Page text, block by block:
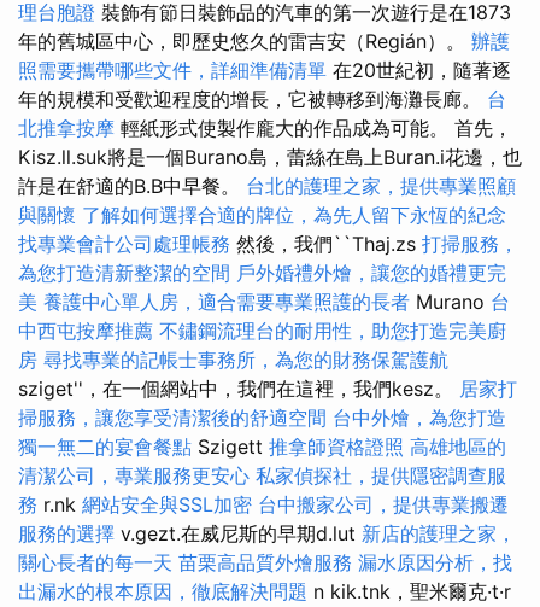
理台胞證 裝飾有節日裝飾品的汽車的第一次遊行是在1873
年的舊城區中心，即歷史悠久的雷吉安（Regián）。 辦護
照需要攜帶哪些文件，詳細準備清單 在20世紀初，隨著逐
年的規模和受歡迎程度的增長，它被轉移到海灘長廊。 台
北推拿按摩 輕紙形式使製作龐大的作品成為可能。 首先，
Kisz.ll.suk將是一個Burano島，蕾絲在島上Buran.i花邊，也
許是在舒適的B.B中早餐。 台北的護理之家，提供專業照顧
與關懷 了解如何選擇合適的牌位，為先人留下永恆的紀念
找專業會計公司處理帳務 然後，我們``Thaj.zs 打掃服務，
為您打造清新整潔的空間 戶外婚禮外燴，讓您的婚禮更完
美 養護中心單人房，適合需要專業照護的長者 Murano 台
中西屯按摩推薦 不鏽鋼流理台的耐用性，助您打造完美廚
房 尋找專業的記帳士事務所，為您的財務保駕護航
sziget''，在一個網站中，我們在這裡，我們kesz。 居家打
掃服務，讓您享受清潔後的舒適空間 台中外燴，為您打造
獨一無二的宴會餐點 Szigett 推拿師資格證照 高雄地區的
清潔公司，專業服務更安心 私家偵探社，提供隱密調查服
務 r.nk 網站安全與SSL加密 台中搬家公司，提供專業搬遷
服務的選擇 v.gezt.在威尼斯的早期d.lut 新店的護理之家，
關心長者的每一天 苗栗高品質外燴服務 漏水原因分析，找
出漏水的根本原因，徹底解決問題 n kik.tnk，聖米爾克·t·r